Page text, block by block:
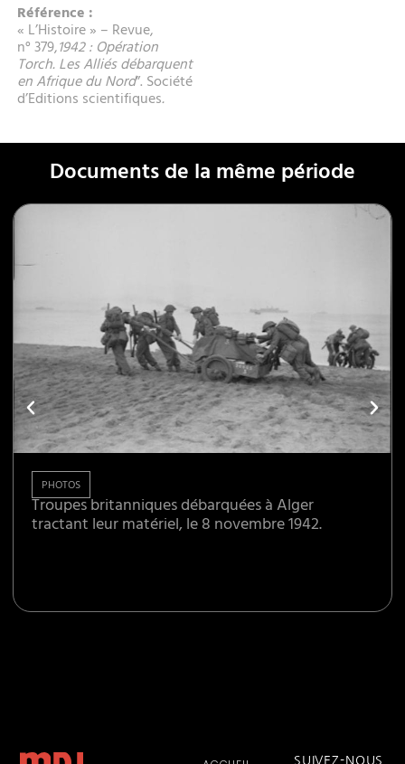
Référence :
« L’Histoire » – Revue,
n° 379,1942 : Opération
Torch. Les Alliés débarquent
en Afrique du Nord”. Société
d’Editions scientifiques.
Documents de la même période
PHOTOS
Troupes britanniques débarquées à Alger
tractant leur matériel, le 8 novembre 1942.
SUIVEZ-NOUS